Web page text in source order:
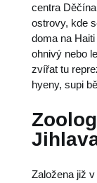
centra
ostrovy, kde
doma na
ohnivý nebo
zvířat tu
hyeny, supi
Založena již